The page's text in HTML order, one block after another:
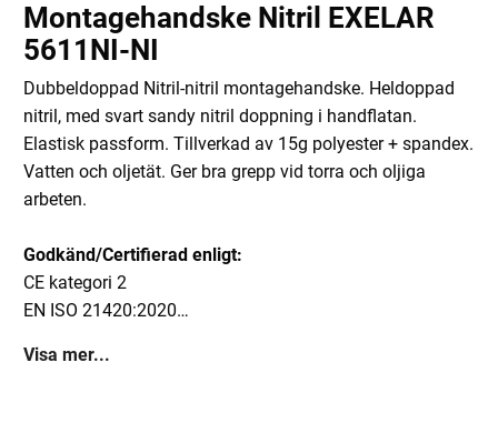
Montagehandske Nitril EXELAR
5611NI-NI
Dubbeldoppad Nitril-nitril montagehandske. Heldoppad
nitril, med svart sandy nitril doppning i handflatan.
Elastisk passform. Tillverkad av 15g polyester + spandex.
Vatten och oljetät. Ger bra grepp vid torra och oljiga
arbeten.
Godkänd/Certifierad enligt:
CE kategori 2
EN ISO 21420:2020
Visa mer...